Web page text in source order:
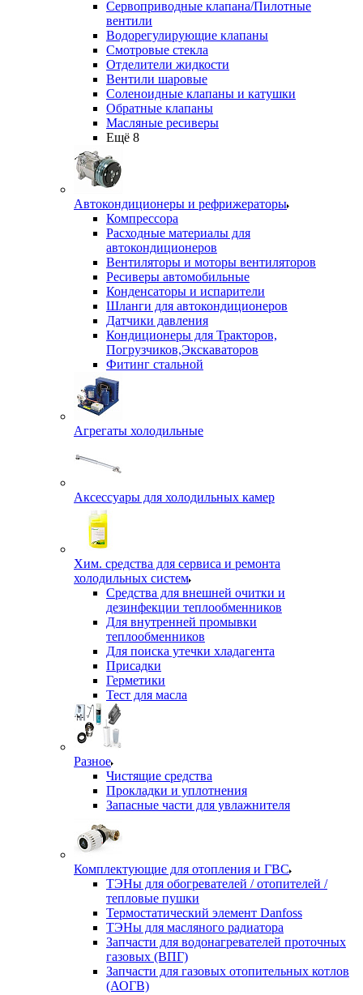
Сервоприводные клапана/Пилотные
вентили
Водорегулирующие клапаны
Смотровые стекла
Отделители жидкости
Вентили шаровые
Соленоидные клапаны и катушки
Обратные клапаны
Масляные ресиверы
Ещё 8
Автокондиционеры и рефрижераторы
Компрессора
Расходные материалы для
автокондиционеров
Вентиляторы и моторы вентиляторов
Ресиверы автомобильные
Конденсаторы и испарители
Шланги для автокондиционеров
Датчики давления
Кондиционеры для Тракторов,
Погрузчиков,Экскаваторов
Фитинг стальной
Агрегаты холодильные
Аксессуары для холодильных камер
Хим. средства для сервиса и ремонта
холодильных систем
Средства для внешней очитки и
дезинфекции теплообменников
Для внутренней промывки
теплообменников
Для поиска утечки хладагента
Присадки
Герметики
Тест для масла
Разное
Чистящие средства
Прокладки и уплотнения
Запасные части для увлажнителя
Комплектующие для отопления и ГВС
ТЭНы для обогревателей / отопителей /
тепловые пушки
Термостатический элемент Danfoss
ТЭНы для масляного радиатора
Запчасти для водонагревателей проточных
газовых (ВПГ)
Запчасти для газовых отопительных котлов
(АОГВ)